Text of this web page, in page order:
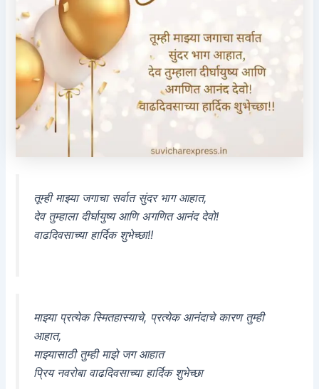
तूम्ही माझ्या जगाचा सर्वात सुंदर भाग आहात,
देव तुम्हाला दीर्घायुष्य आणि अगणित आनंद देवो!
वाढदिवसाच्या हार्दिक शुभेच्छा!!
माझ्या प्रत्येक स्मितहास्याचे, प्रत्येक आनंदाचे कारण तुम्ही
आहात,
माझ्यासाठी तुम्ही माझे जग आहात
प्रिय नवरोबा वाढदिवसाच्या हार्दिक शुभेच्छा